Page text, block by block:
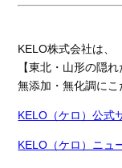
KELO株式会社は、
【東北・山形の隠
無添加・無化調にこ
KELO（ケロ）公式
KELO（ケロ）ニュ